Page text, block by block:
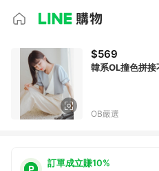
$569
韓系OL撞色拼
OB嚴選
訂單成立賺10%